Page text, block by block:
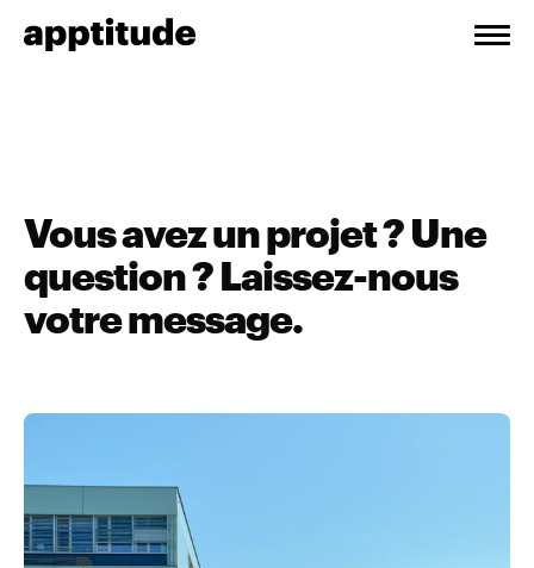
Vous avez un projet ? Une
question ? Laissez-nous
votre message.